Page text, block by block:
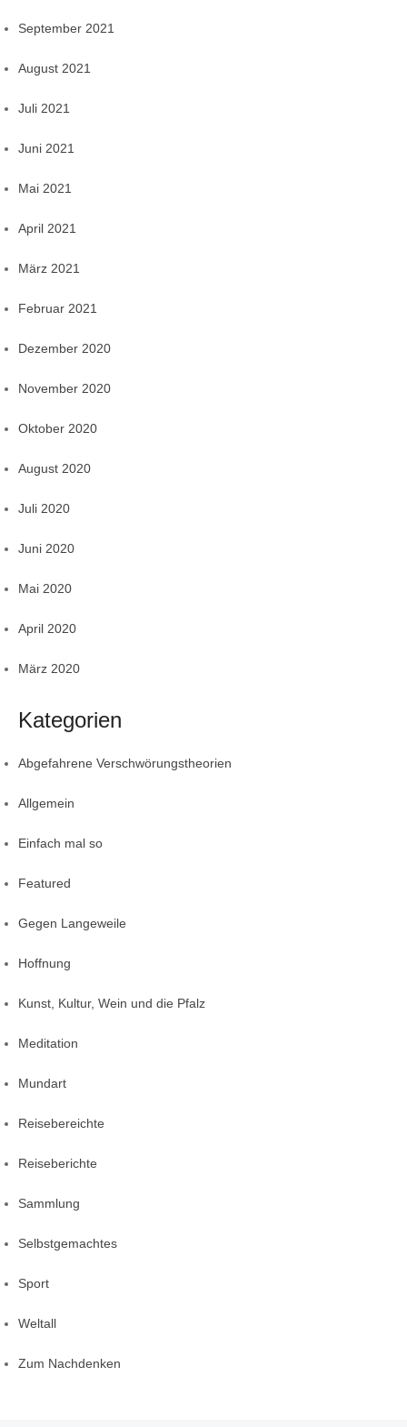
September 2021
August 2021
Juli 2021
Juni 2021
Mai 2021
April 2021
März 2021
Februar 2021
Dezember 2020
November 2020
Oktober 2020
August 2020
Juli 2020
Juni 2020
Mai 2020
April 2020
März 2020
Kategorien
Abgefahrene Verschwörungstheorien
Allgemein
Einfach mal so
Featured
Gegen Langeweile
Hoffnung
Kunst, Kultur, Wein und die Pfalz
Meditation
Mundart
Reisebereichte
Reiseberichte
Sammlung
Selbstgemachtes
Sport
Weltall
Zum Nachdenken